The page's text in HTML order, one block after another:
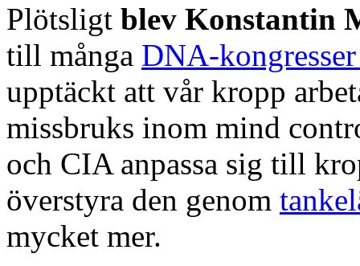
Plötsligt blev Konstantin
till många DNA-
upptäckt att vår kropp
missbruks inom mind
och CIA anpassa sig till
överstyra den genom
mycket mer.